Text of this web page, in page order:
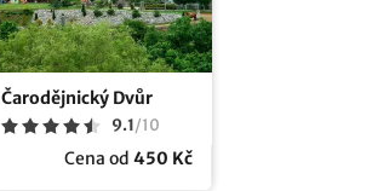
Čarodějnický Dvůr
9.1/10
Cena od 450 Kč